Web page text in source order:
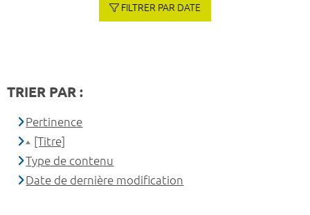
FILTRER PAR DATE
TRIER PAR :
Pertinence
[Titre]
Type de contenu
Date de dernière modification